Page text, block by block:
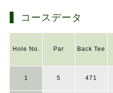
コースデータ
Hole No. Par Back Tee
1 5 471